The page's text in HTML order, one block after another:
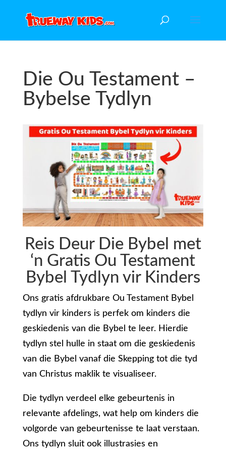
Die Ou Testament –
Bybelse Tydlyn
Reis Deur Die Bybel met
‘n Gratis Ou Testament
Bybel Tydlyn vir Kinders
Ons gratis afdrukbare Ou Testament Bybel
tydlyn vir kinders is perfek om kinders die
geskiedenis van die Bybel te leer. Hierdie
tydlyn stel hulle in staat om die geskiedenis
van die Bybel vanaf die Skepping tot die tyd
van Christus maklik te visualiseer.
Die tydlyn verdeel elke gebeurtenis in
relevante afdelings, wat help om kinders die
volgorde van gebeurtenisse te laat verstaan.
Ons tydlyn sluit ook illustrasies en